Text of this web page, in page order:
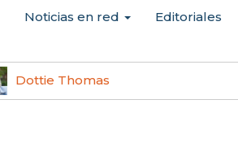
Noticias en red Editoriales
Dottie Thomas